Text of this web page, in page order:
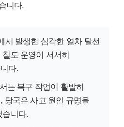
니다.
서 발생한 심각한 열차 탈선
도 운영이 서서히
다.
는 복구 작업이 활발히
당국은 사고 원인 규명을
습니다.